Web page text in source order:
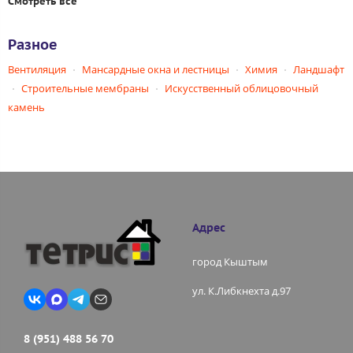
Разное
Вентиляция Мансардные окна и лестницы Химия
Ландшафт
Строительные мембраны
Искусственный облицовочный
камень
8 (951) 488 56 70
Адрес
город Кыштым
ул. К.Либкнехта д.97